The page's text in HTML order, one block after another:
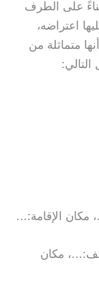
على الطرف
اعتراضه،
متماثلة من
مكان الإقامة:…
مكان